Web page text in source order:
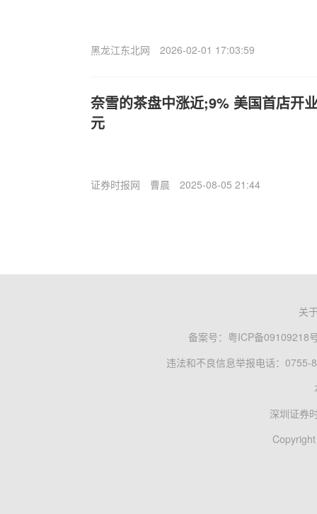
黑龙江东北网 2026-02-01 17:03:59
奈雪的茶盘中涨近;9% 美国首店开
元
证券时报网 曹晨 2025-08-05 21:44
关
备案号： 粤ICP备09109218
违法和不良信息举报电话：0755-
深圳证券